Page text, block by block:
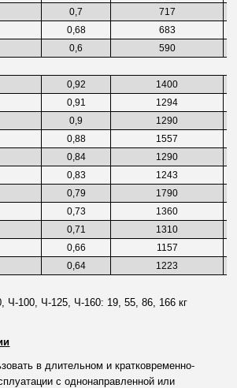
0,7
717
0,68
683
0,6 590
0,92
1400
0,91
1294
0,9
1290
0,88
1557
0,84
1290
0,83
1243
0,79
1790
0,73
1360
0,71
1310
0,66
1157
0,64 1223
Ч-100, Ч-125, Ч-160: 19, 55, 86, 166 кг
в длительном и кратковременно-
с однонаправленной или